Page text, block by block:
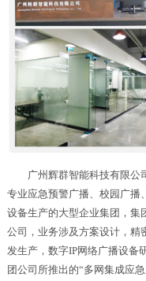
广州辉群智能科技有限公
专业应急预警广播、校园广播
设备生产的大型企业集团，集
公司，业务涉及方案设计，精
发生产，数字IP网络广播设备
团公司所推出的“多网集成应